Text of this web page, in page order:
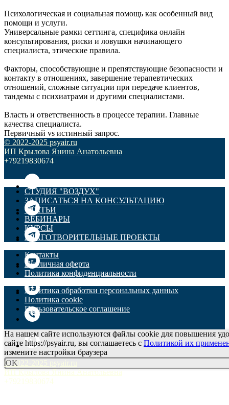
Психологическая и социальная помощь как особенный вид
помощи и услуги.
Универсальные рамки сеттинга, специфика онлайн
консультирования, риски и ловушки начинающего
специалиста, этические правила.
Факторы, способствующие и препятствующие безопасности и
контакту в отношениях, завершение терапевтических
отношений, сложные ситуации при передаче клиентов,
тандемы с психиатрами и другими специалистами.
Власть и ответственность в процессе терапии. Главные
качества специалиста.
Первичный vs истинный запрос.
© 2022-2025 psyair.ru
ИП Крылова Янина Анатольевна
+79219830674
© 2022-2025 psyair.ru
ИП Крылова Янина Анатольевна
+79219830674
СТУДИЯ "ВОЗДУХ"
ЗАПИСАТЬСЯ НА КОНСУЛЬТАЦИЮ
СТАТЬИ
ВЕБИНАРЫ
КУРСЫ
БЛАГОТВОРИТЕЛЬНЫЕ ПРОЕКТЫ
Контакты
Публичная оферта
Политика конфиденциальности
Политика обработки персональных данных
Политика cookie
Пользовательское соглашение
На нашем сайте используются файлы cookie для повышения
сайте https://psyair.ru, вы соглашаетесь с Политикой их
измените настройки браузера
OK